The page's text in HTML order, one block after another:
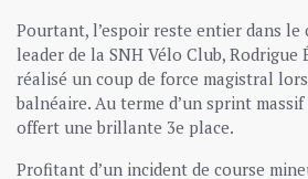
Pourtant, l’espoir reste entier dans le
leader de la SNH Vélo Club, Rodrigue
réalisé un coup de force magistral
balnéaire. Au terme d’un sprint
offert une brillante 3e place.
Profitant d’un incident de course